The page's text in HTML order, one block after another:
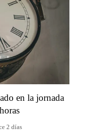
en la jornada
2 días